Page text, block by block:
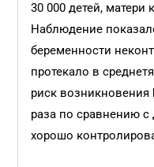
30 000 детей, матери
Наблюдение
беременности
протекало в
риск возникновения
раза по сравнению с
хорошо